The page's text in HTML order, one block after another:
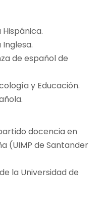
de español de
y Educación.
docencia en
(UIMP de Santander
la Universidad de